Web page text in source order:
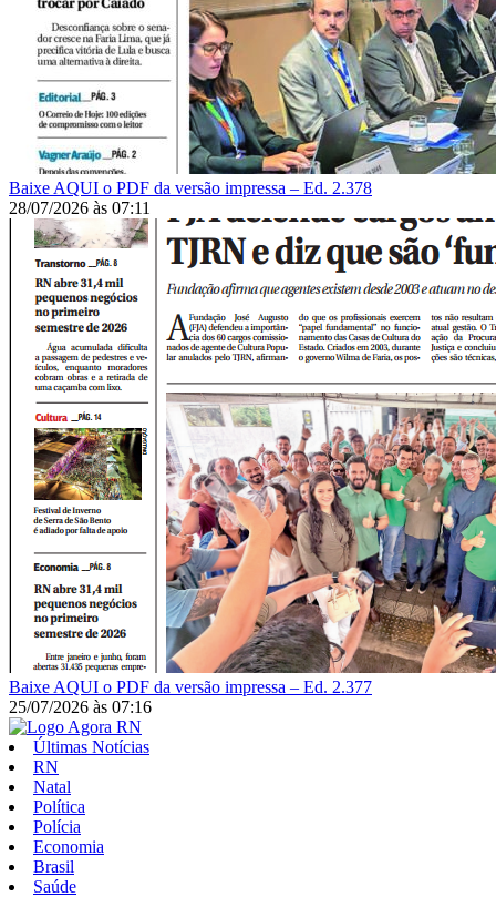
Baixe AQUI o PDF da versão impressa – Ed. 2.378
28/07/2026 às 07:11
Baixe AQUI o PDF da versão impressa – Ed. 2.377
25/07/2026 às 07:16
Últimas Notícias
RN
Natal
Política
Polícia
Economia
Brasil
Saúde